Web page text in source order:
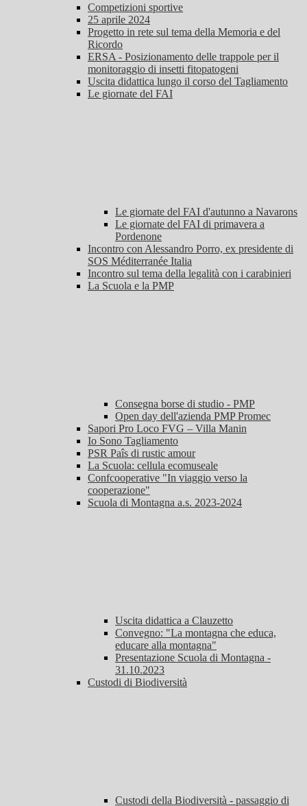
Competizioni sportive
25 aprile 2024
Progetto in rete sul tema della Memoria e del
Ricordo
ERSA - Posizionamento delle trappole per il
monitoraggio di insetti fitopatogeni
Uscita didattica lungo il corso del Tagliamento
Le giornate del FAI
Le giornate del FAI d'autunno a Navarons
Le giornate del FAI di primavera a
Pordenone
Incontro con Alessandro Porro, ex presidente di
SOS Méditerranée Italia
Incontro sul tema della legalità con i carabinieri
La Scuola e la PMP
Consegna borse di studio - PMP
Open day dell'azienda PMP Promec
Sapori Pro Loco FVG – Villa Manin
Io Sono Tagliamento
PSR Paîs di rustic amour
La Scuola: cellula ecomuseale
Confcooperative "In viaggio verso la
cooperazione"
Scuola di Montagna a.s. 2023-2024
Uscita didattica a Clauzetto
Convegno: "La montagna che educa,
educare alla montagna"
Presentazione Scuola di Montagna -
31.10.2023
Custodi di Biodiversità
Custodi della Biodiversità - passaggio di